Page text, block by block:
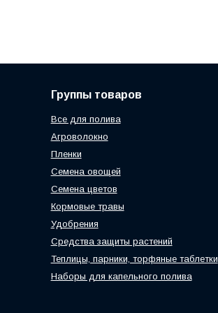
Группы товаров
Все для полива
Агроволокно
Пленки
Семена овощей
Семена цветов
Кормовые травы
Удобрения
Средства защиты растений
Теплицы, парники, торфяные таблетки
Наборы для капельного полива